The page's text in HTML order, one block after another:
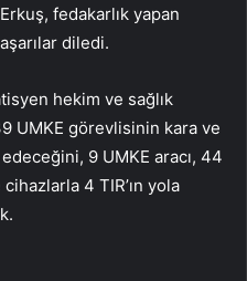
fedakarlık yapan
diledi.
hekim ve sağlık
UMKE görevlisinin kara ve
9 UMKE aracı, 44
4 TIR’ın yola